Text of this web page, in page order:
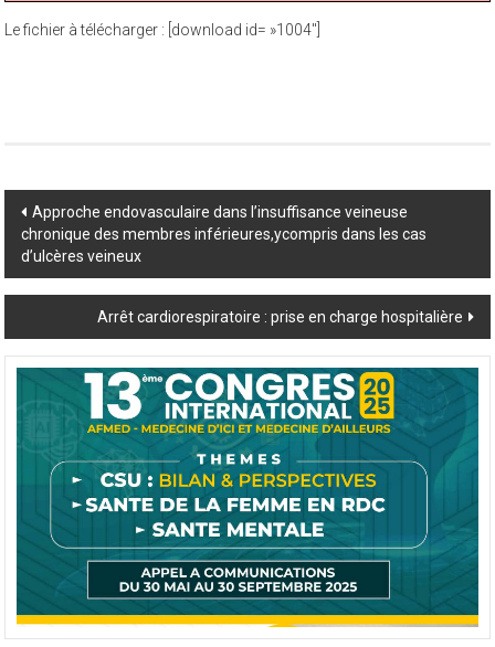
Le fichier à télécharger : [download id= »1004″]
Post
navigation
Approche endovasculaire dans l’insuffisance veineuse
chronique des membres inférieures,ycompris dans les cas
d’ulcères veineux
Arrêt cardiorespiratoire : prise en charge hospitalière